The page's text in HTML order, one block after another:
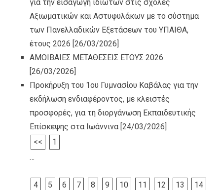
για την εισαγωγή ιδιωτών στις σχολές
Αξιωματικών και Αστυφυλάκων με το σύστημα
των Πανελλαδικών Εξετάσεων του ΥΠΑΙΘΑ,
έτους 2026 [26/03/2026]
ΑΜΟΙΒΑΙΕΣ ΜΕΤΑΘΕΣΕΙΣ ΕΤΟΥΣ 2026
[26/03/2026]
Προκήρυξη του 1ου Γυμνασίου Καβάλας για την
εκδήλωση ενδιαφέροντος, με κλειστές
προσφορές, για τη διοργάνωση Εκπαιδευτικής
Επίσκεψης στα Ιωάννινα [24/03/2026]
<<
1
…
4 5 6 7 8 9 10 11 12 13
14